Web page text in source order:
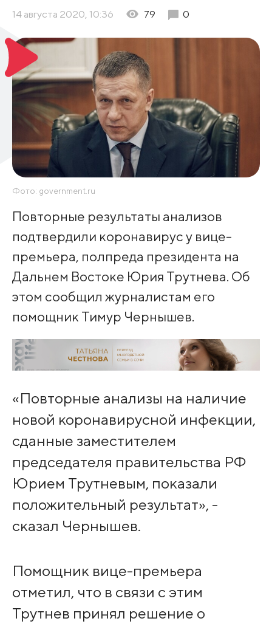
14 августа 2020, 10:36 79 0
Фото: government.ru
Повторные результаты анализов
подтвердили коронавирус у вице-
премьера, полпреда президента на
Дальнем Востоке Юрия Трутнева. Об
этом сообщил журналистам его
помощник Тимур Чернышев.
«Повторные анализы на наличие
новой коронавирусной инфекции,
сданные заместителем
председателя правительства РФ
Юрием Трутневым, показали
положительный результат», -
сказал Чернышев.
Помощник вице-премьера
отметил, что в связи с этим
Трутнев принял решение о